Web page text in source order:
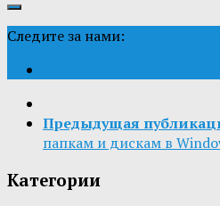
Следите за нами:
Предыдущая
папкам и дискам в
Категории